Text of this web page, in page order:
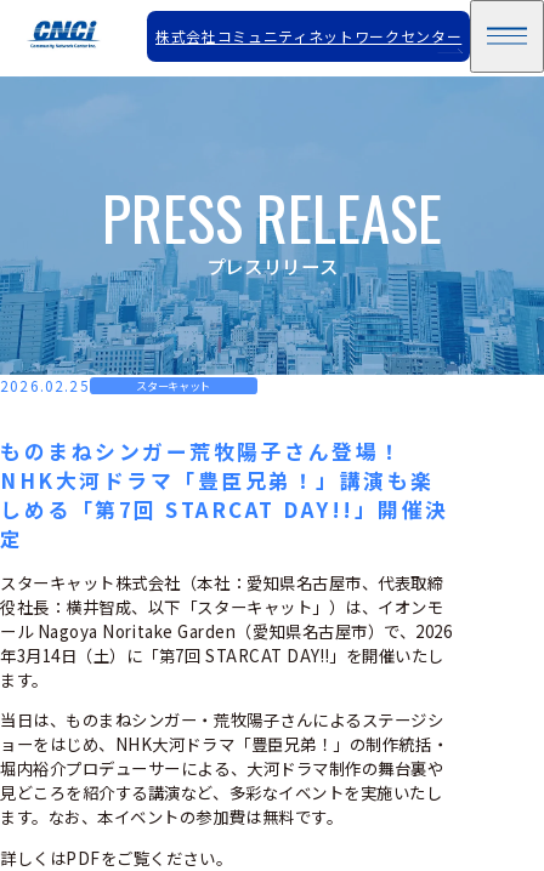
株式会社コミュニティネットワークセンター
PRESS RELEASE
プレスリリース
2026.02.25 スターキャット
ものまねシンガー荒牧陽子さん登場！
NHK大河ドラマ「豊臣兄弟！」講演も楽
しめる「第7回 STARCAT DAY!!」開催決
定
スターキャット株式会社（本社：愛知県名古屋市、代表取締
役社長：横井智成、以下「スターキャット」）は、イオンモ
ール Nagoya Noritake Garden（愛知県名古屋市）で、2026
年3月14日（土）に「第7回 STARCAT DAY!!」を開催いたし
ます。
当日は、ものまねシンガー・荒牧陽子さんによるステージシ
ョーをはじめ、NHK大河ドラマ「豊臣兄弟！」の制作統括・
堀内裕介プロデューサーによる、大河ドラマ制作の舞台裏や
見どころを紹介する講演など、多彩なイベントを実施いたし
ます。なお、本イベントの参加費は無料です。
詳しくはPDFをご覧ください。